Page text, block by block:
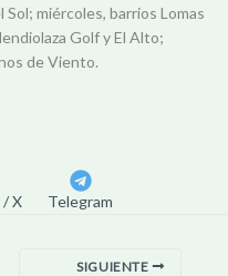
miércoles, barrios Lomas
Golf y El Alto;
de Viento.
X Telegram
SIGUIENTE